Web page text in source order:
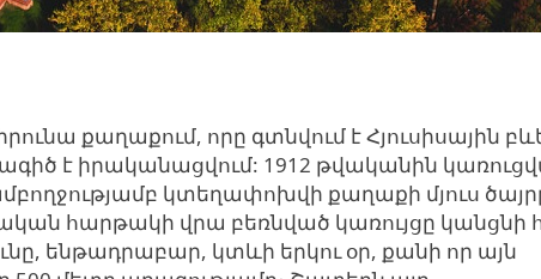
քաղաքում, որը գտնվում է Հյուսիսային
է իրականացվում: 1912 թվականին
կտեղափոխվի քաղաքի մյուս
հարթակի վրա բեռնված կառույցը կանցնի
ենթադրաբար, կտևի երկու օր, քանի որ այն